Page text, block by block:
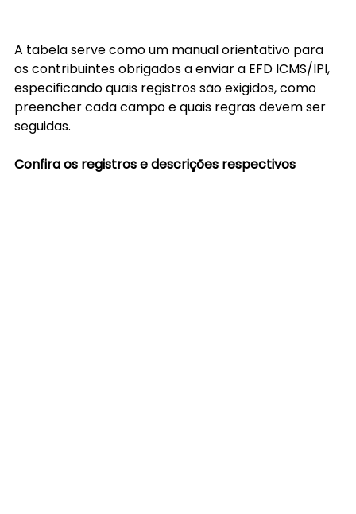
A tabela serve como um manual orientativo para
os contribuintes obrigados a enviar a EFD ICMS/IPI,
especificando quais registros são exigidos, como
preencher cada campo e quais regras devem ser
seguidas.
Confira os registros e descrições respectivos